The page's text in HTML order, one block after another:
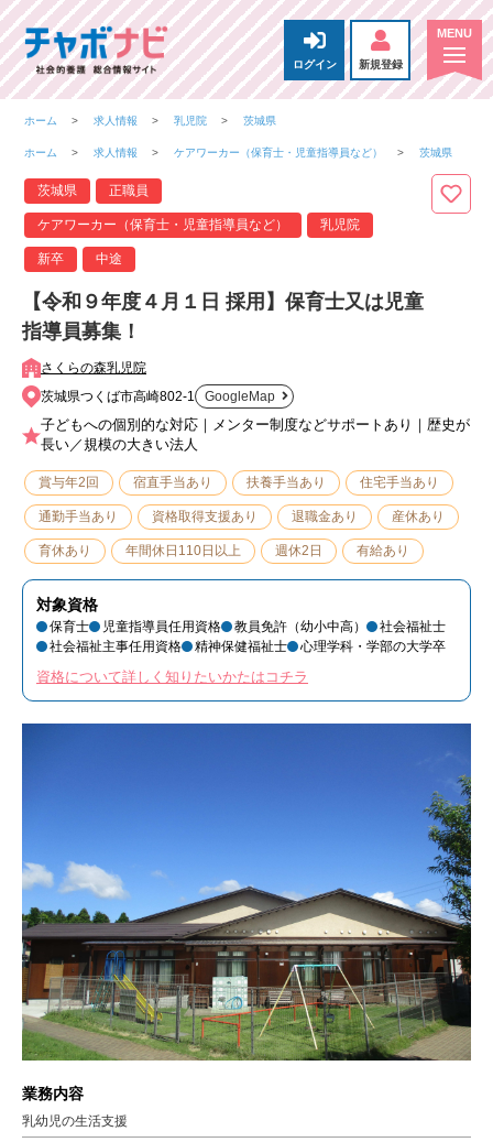
ログイン 新規登録
ホーム 求人情報 乳児院 茨城県
ホーム 求人情報 ケアワーカー（保育士・児童指導員など） 茨城県
茨城県 正職員
ケアワーカー（保育士・児童指導員など） 乳児院
新卒 中途
【令和９年度４月１日 採用】保育士又は児童
指導員募集！
さくらの森乳児院
茨城県つくば市高崎802-1
GoogleMap
子どもへの個別的な対応｜メンター制度などサポートあり｜歴史が
長い／規模の大きい法人
賞与年2回 宿直手当あり 扶養手当あり 住宅手当あり
通勤手当あり 資格取得支援あり 退職金あり 産休あり
育休あり 年間休日110日以上 週休2日 有給あり
対象資格
保育士 児童指導員任用資格 教員免許（幼小中高）
社会福祉士
社会福祉主事任用資格
精神保健福祉士 心理学科・学部の大学卒
資格について詳しく知りたいかたはコチラ
業務内容
乳幼児の生活支援